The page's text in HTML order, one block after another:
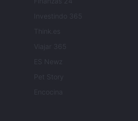
Investindo 365
Think.es
Viajar 365
ES Newz
Pet Story
Encocina